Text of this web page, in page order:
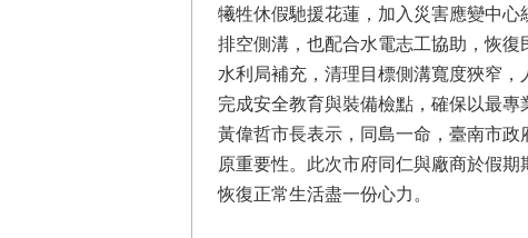
犧牲休假馳援花蓮，加入災害應變中
排空側溝，也配合水電志工協助，恢復
水利局補充，清理目標側溝寬度狹窄
完成安全教育與裝備檢點，確保以最專
黃偉哲市長表示，同島一命，臺南市
原重要性。此次市府同仁與廠商於假
恢復正常生活盡一份心力。